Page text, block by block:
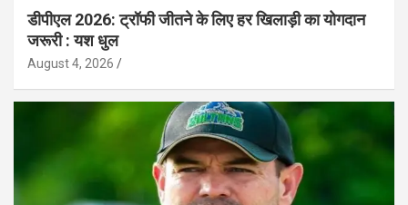
डीपीएल 2026: ट्रॉफी जीतने के लिए हर खिलाड़ी का योगदान
जरूरी : यश धुल
August 4, 2026